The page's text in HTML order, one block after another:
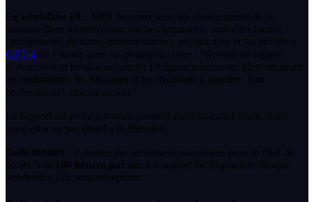
Le workflow IA
: N8N recupere tous les changements de la
semaine dans Monday.com (taches terminees, nouvelles taches,
changements de statut, commentaires), les structure et les envoie a
GPT-4 ou Claude avec un prompt du type : “Redige un rapport
d’avancement hebdomadaire en 10 lignes maximum. Mets en avant
les realisations, les blocages et les decisions a prendre. Ton
professionnel, oriente action.”
Le rapport est poste automatiquement dans un canal Slack dedie
et/ou envoye par email a la direction.
Gain mesure : 2 heures par semaine economisees pour le chef de
projet, soit 100 heures par an . Le rapport est disponible chaque
vendredi a 17h sans exception.